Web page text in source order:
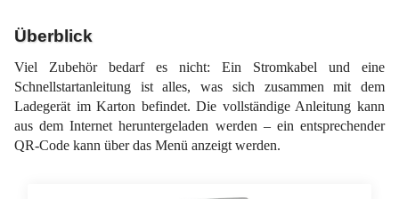
Überblick
Viel Zubehör bedarf es nicht: Ein Stromkabel und eine
Schnellstartanleitung ist alles, was sich zusammen mit dem
Ladegerät im Karton befindet. Die vollständige Anleitung kann
aus dem Internet heruntergeladen werden – ein entsprechender
QR-Code kann über das Menü anzeigt werden.